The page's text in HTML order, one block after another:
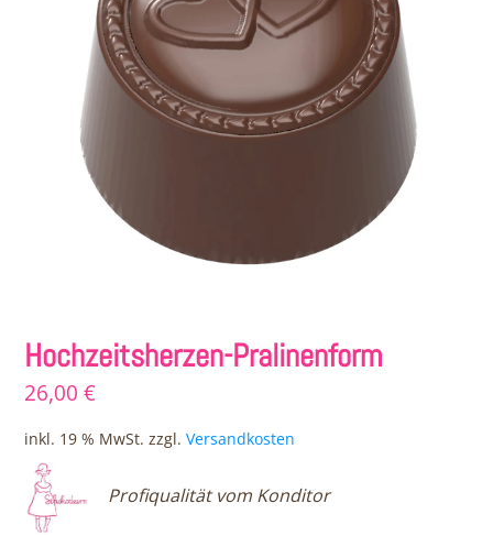
Hochzeitsherzen-Pralinenform
26,00 €
inkl. 19 % MwSt. zzgl. Versandkosten
Profiqualität vom Konditor